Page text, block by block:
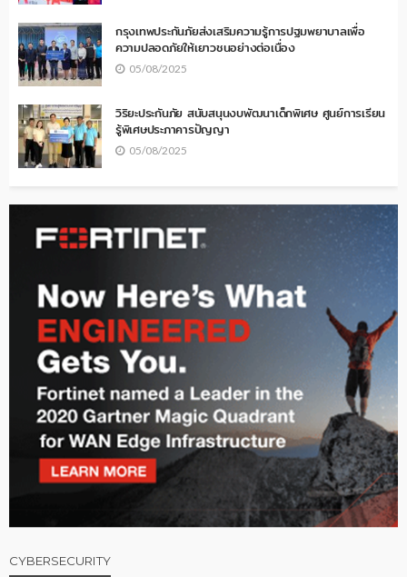
กรุงเทพประกันภัยส่งเสริมความรู้การปฐมพยาบาลเพื่อ
ความปลอดภัยให้เยาวชนอย่างต่อเนื่อง
05/08/2025
วิริยะประกันภัย สนับสนุนงบพัฒนาเด็กพิเศษ ศูนย์การเรียน
รู้พิเศษประภาคารปัญญา
05/08/2025
CYBERSECURITY